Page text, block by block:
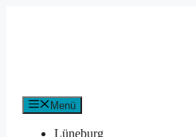
Menü
Lüneburg